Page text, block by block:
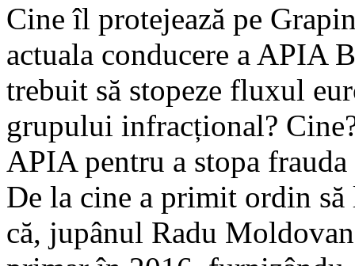
Cine îl protejează pe
actuala conducere a APIA
trebuit să stopeze fluxul
grupului infracțional?
APIA pentru a stopa
De la cine a primit ordin să
că, jupânul Radu